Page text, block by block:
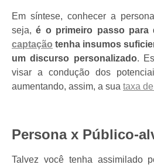
Em síntese, conhecer a
seja,é o primeiro passo para
captação tenha insumos
um discurso personalizado.
visar a condução dos
aumentando, assim, a sua taxa
Persona x Público-
Talvez você tenha assimilado